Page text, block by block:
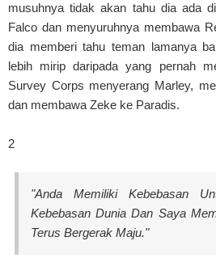
musuhnya tidak akan tahu dia ada
Falco dan menyuruhnya membawa
dia memberi tahu teman lamanya
lebih mirip daripada yang pernah
Survey Corps menyerang Marley,
dan membawa Zeke ke Paradis.
2
"Anda Memiliki Kebebasan
Kebebasan Dunia Dan Saya
Terus Bergerak Maju."